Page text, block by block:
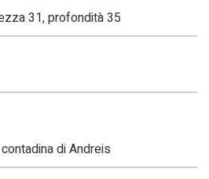
31, profondità 35
di Andreis